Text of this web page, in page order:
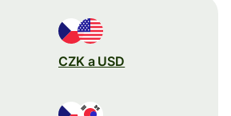
CZK a USD